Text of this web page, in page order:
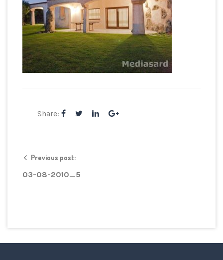
Share:
Previous post:
03-08-2010_5